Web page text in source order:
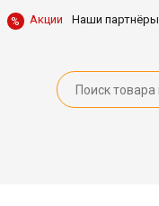
Акции Наши партнёры